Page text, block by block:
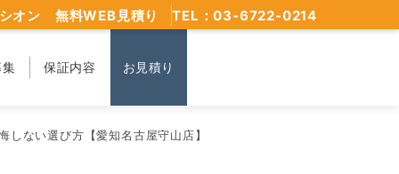
保証内容 お見積り
オン 無料WEB見積り TEL：03-6722-0214
しない選び方【愛知名古屋守山店】